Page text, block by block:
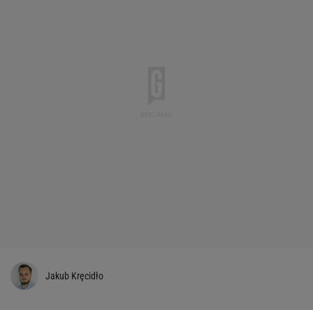
Jakub Kręcidło